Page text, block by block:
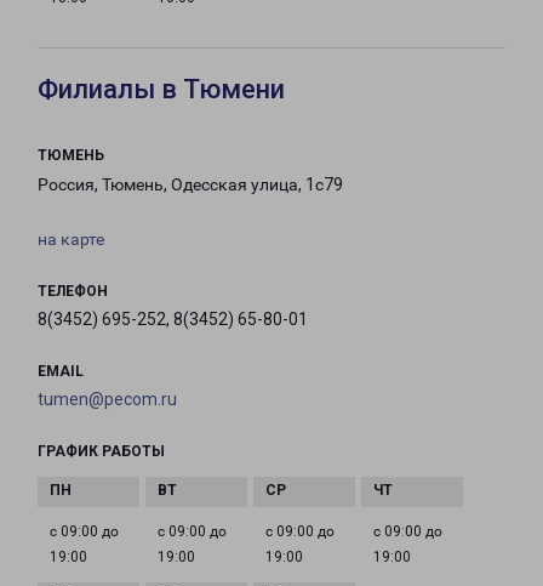
Филиалы в Тюмени
ТЮМЕНЬ
Россия, Тюмень, Одесская улица, 1с79
на карте
ТЕЛЕФОН
8(3452) 695-252, 8(3452) 65-80-01
EMAIL
tumen@pecom.ru
ГРАФИК РАБОТЫ
с 09:00 до
19:00
с 09:00 до
19:00
с 09:00 до
19:00
с 09:00 до
19:00